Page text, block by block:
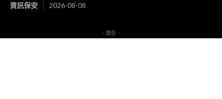
資訊保安 2026-08-08
- 廣告 -